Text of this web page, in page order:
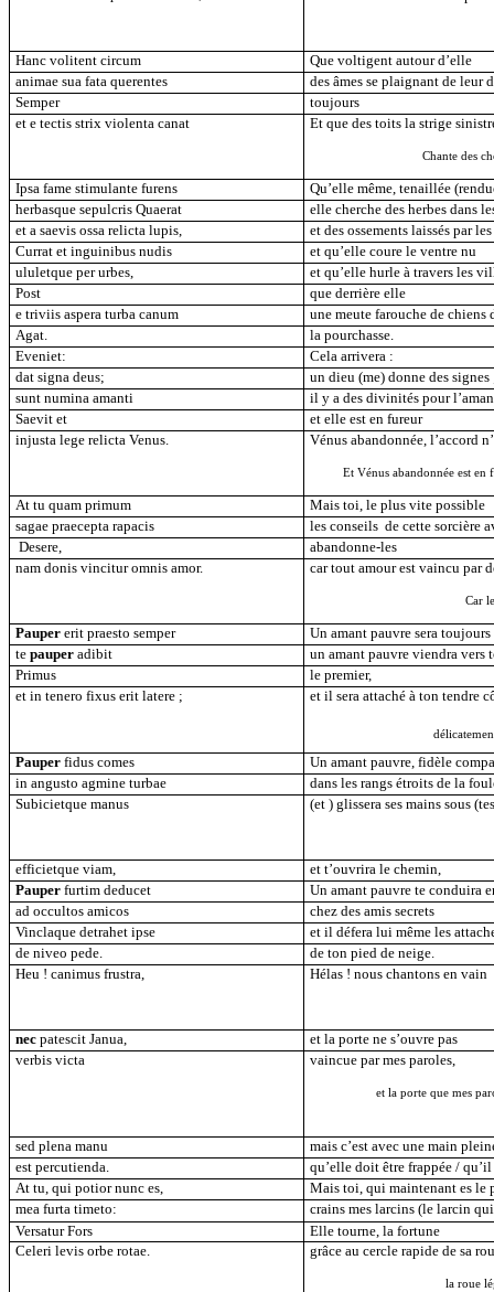
Hanc volitent circum
Que voltigent autour d’elle
animae sua fata querentes
des âmes se plaignant de leur
Semper
toujours
et e tectis strix violenta canat
Et que des toits la strige
Chante des
Ipsa fame stimulante furens
Qu’elle même, tenaillée
herbasque sepulcris Quaerat
elle cherche des herbes dans
et a saevis ossa relicta lupis,
et des ossements laissés par
Currat et inguinibus nudis
et qu’elle coure le ventre nu
ululetque per urbes,
et qu’elle hurle à travers les
Post
que derrière elle
e triviis aspera turba canum
une meute farouche de chiens
Agat.
la pourchasse.
Eveniet:
Cela arrivera :
dat signa deus;
un dieu (me) donne des signes
sunt numina amanti
il y a des divinités pour
Saevit et
et elle est en fureur
injusta lege relicta Venus.
Vénus abandonnée, l’accord
Et Vénus abandonnée est en
At tu quam primum
Mais toi, le plus vite possible
sagae praecepta rapacis
les conseils de cette sorcière
Desere,
abandonne-les
nam donis vincitur omnis amor.
car tout amour est vaincu par
Car
Paupererit praesto semper
Un amant pauvre sera
te pauperadibit
un amant pauvre viendra vers
Primus
le premier,
et in tenero fixus erit latere ;
et il sera attaché à ton tendre
Pauperfidus comes
Un amant pauvre, fidèle
in angusto agmine turbae
dans les rangs étroits de la
Subicietque manus
(et ) glissera ses mains sous
efficietque viam,
et t’ouvrira le chemin,
Pauperfurtim deducet
Un amant pauvre te conduira
ad occultos amicos
chez des amis secrets
Vinclaque detrahet ipse
et il défera lui même les
de niveo pede.
de ton pied de neige.
Heu ! canimus frustra,
Hélas ! nous chantons en vain
necpatescit Janua,
et la porte ne s’ouvre pas
verbis victa
vaincue par mes paroles,
et la porte que mes
sed plena manu
mais c’est avec une main
est percutienda.
qu’elle doit être frappée /
At tu, qui potior nunc es,
Mais toi, qui maintenant es le
mea furta timeto:
crains mes larcins (le larcin
Versatur Fors
Elle tourne, la fortune
Celeri levis orbe rotae.
grâce au cercle rapide de sa
la roue